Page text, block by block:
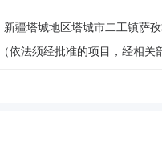
新疆塔城地区塔城市二工镇萨